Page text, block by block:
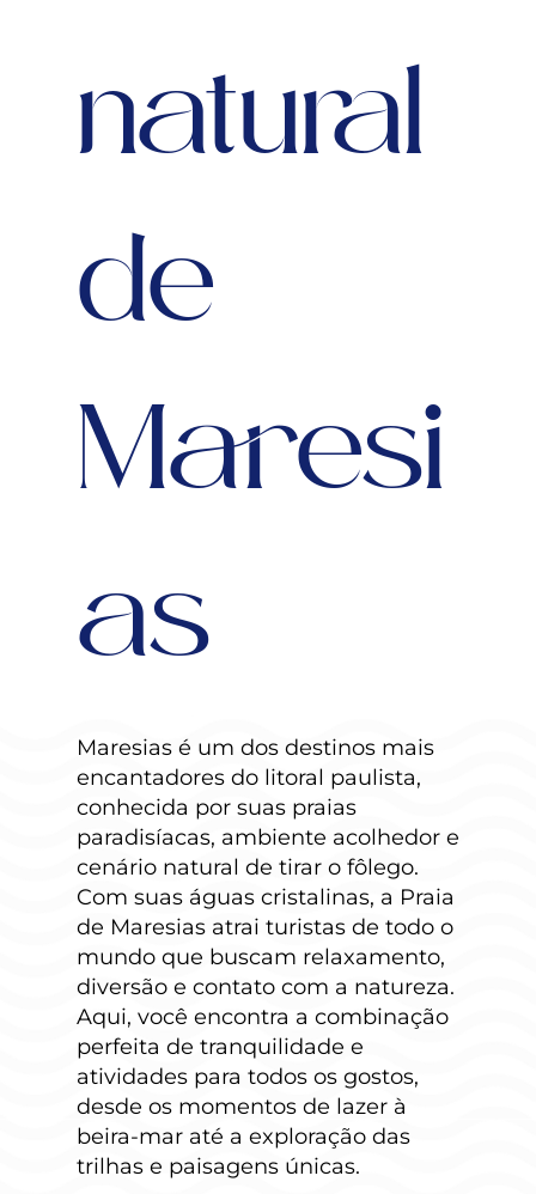
natural
de
Maresi
as
Maresias é um dos destinos mais
encantadores do litoral paulista,
conhecida por suas praias
paradisíacas, ambiente acolhedor e
cenário natural de tirar o fôlego.
Com suas águas cristalinas, a Praia
de Maresias atrai turistas de todo o
mundo que buscam relaxamento,
diversão e contato com a natureza.
Aqui, você encontra a combinação
perfeita de tranquilidade e
atividades para todos os gostos,
desde os momentos de lazer à
beira-mar até a exploração das
trilhas e paisagens únicas.